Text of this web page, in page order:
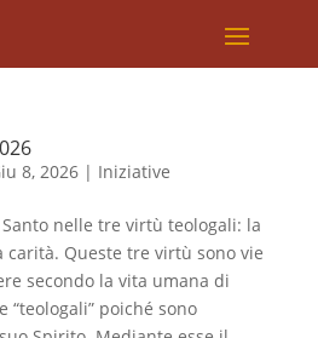
8, 2026| Iniziative
Santo nelle tre virtù teologali: la
carità. Queste tre virtù sono vie
secondo la vita umana di
“teologali” poiché sono